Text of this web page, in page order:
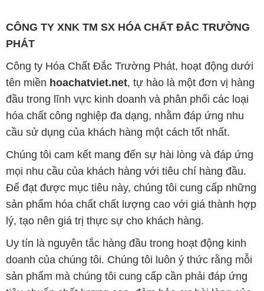
đầu trong lĩnh vực kinh doanh và phân phối các loại
hóa chất công nghiệp đa dạng, nhằm đáp ứng nhu
cầu sử dụng của khách hàng một cách tốt nhất.
Chúng tôi cam kết mang đến sự hài lòng và đáp ứng
mọi nhu cầu của khách hàng với tiêu chí hàng đầu.
Để đạt được mục tiêu này, chúng tôi cung cấp những
sản phẩm hóa chất chất lượng cao với giá thành hợp
lý, tạo nên giá trị thực sự cho khách hàng.
Uy tín là nguyên tắc hàng đầu trong hoạt động kinh
doanh của chúng tôi. Chúng tôi luôn ý thức rằng mỗi
sản phẩm mà chúng tôi cung cấp cần phải đáp ứng
tiêu chuẩn chất lượng cao, đảm bảo sự hài lòng của
đối tác. Đồng thời, chúng tôi luôn đặt mức giá hợp lý,
nhằm tạo điều kiện cho sự phát triển và sự tồn tại
bền vững trên con đường phía trước.